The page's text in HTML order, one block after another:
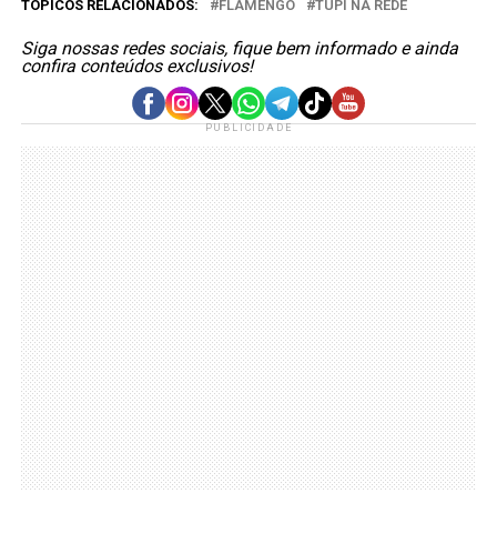
TÓPICOS RELACIONADOS: FLAMENGO TUPI NA REDE
Siga nossas redes sociais, fique bem informado e ainda
confira conteúdos exclusivos!
PUBLICIDADE